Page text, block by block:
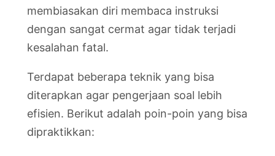
membiasakan diri membaca instruksi
dengan sangat cermat agar tidak terjadi
kesalahan fatal.
Terdapat beberapa teknik yang bisa
diterapkan agar pengerjaan soal lebih
efisien. Berikut adalah poin-poin yang bisa
dipraktikkan: